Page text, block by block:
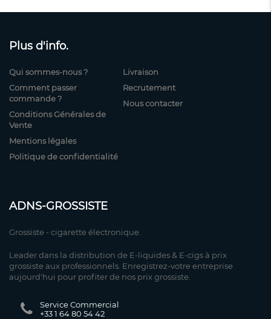
Plus d'info.
Qui sommes-nous ?
Comment passer
commande ?
Conditions Générales de
Vente
Mentions légales
Politique de confidentialité
Livraison
Recrutement
Nous contacter
ADNS-GROSSISTE
Grossiste - cigarette électronique.
Leader dans la distribution de E-liquides & E-cigs à prix
grossiste aux professionnels. Enregistrez-votre entreprise
aujourd'hui pour profiter de nos prix grossiste.
Service Commercial
+33 1 64 80 54 42